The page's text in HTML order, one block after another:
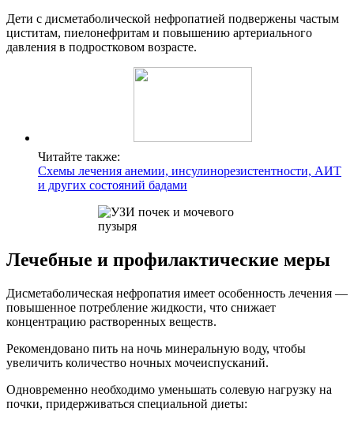
Дети с дисметаболической нефропатией подвержены частым
циститам, пиелонефритам и повышению артериального
давления в подростковом возрасте.
Читайте также:
Схемы лечения анемии, инсулинорезистентности, АИТ
и других состояний бадами
Лечебные и профилактические меры
Дисметаболическая нефропатия имеет особенность лечения —
повышенное потребление жидкости, что снижает
концентрацию растворенных веществ.
Рекомендовано пить на ночь минеральную воду, чтобы
увеличить количество ночных мочеиспусканий.
Одновременно необходимо уменьшать солевую нагрузку на
почки, придерживаться специальной диеты: